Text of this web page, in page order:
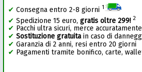
✔ Consegna entro 2-8 giorni 1
✔ Spedizione 15 euro,gratis oltre 299! 2
✔ Pacchi ultra sicuri, merce
✔ Sostituzione gratuitain caso di
✔ Garanzia di 2 anni, resi entro 20 giorni
✔ Pagamenti tramite bonifico, carte,